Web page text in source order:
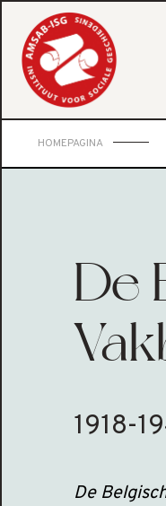
HOMEPAGINA
De
1918-
De